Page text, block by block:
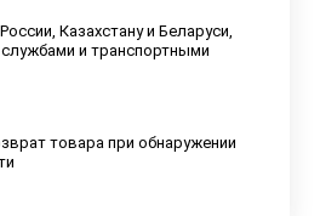
Казахстану и Беларуси,
и транспортными
товара при обнаружении